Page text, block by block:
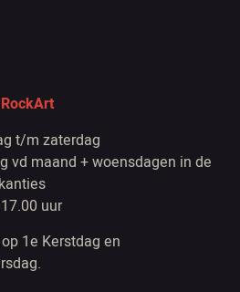
t/m zaterdag
vd maand + woensdagen in de
uur
1e Kerstdag en